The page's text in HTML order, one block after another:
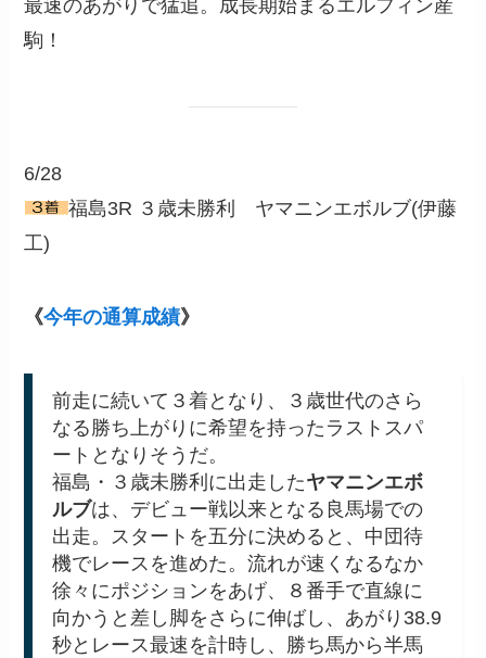
最速のあがりで猛追。成長期始まるエルフィン産
駒！
6/28
福島3R ３歳未勝利 ヤマニンエボルブ(伊藤
工)
《今年の通算成績》
前走に続いて３着となり、３歳世代のさら
なる勝ち上がりに希望を持ったラストスパ
ートとなりそうだ。
福島・３歳未勝利に出走したヤマニンエボ
ルブは、デビュー戦以来となる良馬場での
出走。スタートを五分に決めると、中団待
機でレースを進めた。流れが速くなるなか
徐々にポジションをあげ、８番手で直線に
向かうと差し脚をさらに伸ばし、あがり38.9
秒とレース最速を計時し、勝ち馬から半馬